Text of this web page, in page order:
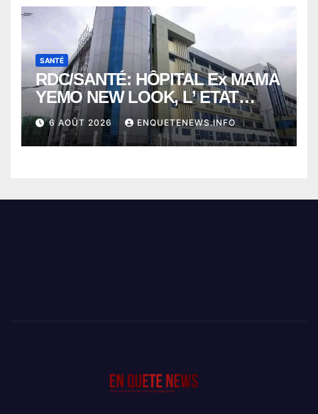
SANTÉ
RDC/SANTÉ: HÔPITAL Ex MAMA
YEMO NEW LOOK, L’ ETAT
PERD LE CONTROLE
6 AOÛT 2026 ENQUETENEWS.INFO